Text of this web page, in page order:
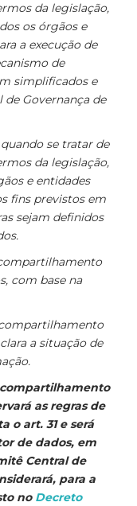
da legislação,
os órgãos e
a execução de
de
simplificados e
Governança de
se tratar de
da legislação,
e entidades
fins previstos em
sejam definidos
com base na
a situação de
as regras de
o art. 31 e será
de dados, em
Central de
para a
no Decreto